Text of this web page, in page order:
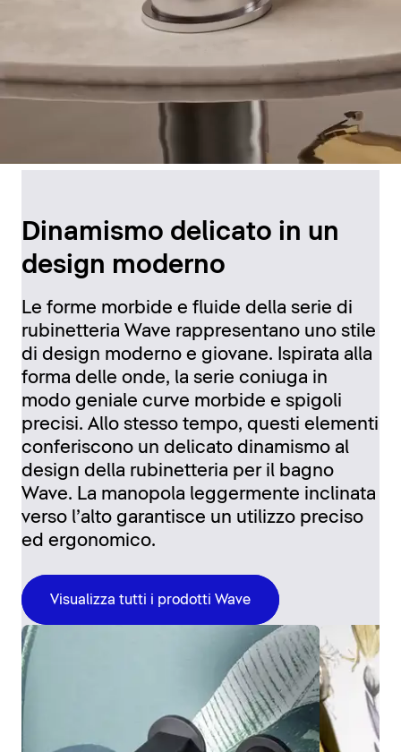
Dinamismo delicato in un
design moderno
Le forme morbide e fluide della serie di
rubinetteria Wave rappresentano uno stile
di design moderno e giovane. Ispirata alla
forma delle onde, la serie coniuga in
modo geniale curve morbide e spigoli
precisi. Allo stesso tempo, questi elementi
conferiscono un delicato dinamismo al
design della rubinetteria per il bagno
Wave. La manopola leggermente inclinata
verso l’alto garantisce un utilizzo preciso
ed ergonomico.
Visualizza tutti i prodotti Wave